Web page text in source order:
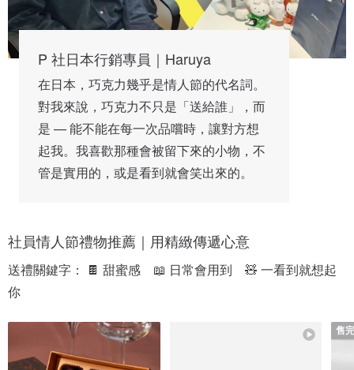
P 社日本行銷專員｜Haruya
在日本，巧克力幾乎是情人節的代名詞。
對我來說，巧克力不只是「送給誰」，而
是 — 能不能在每一次品嚐時，讓對方想
起我。我喜歡那種會被留下來的小物，不
管是實用的，或是看到就會笑出來的。
社員情人節禮物推薦｜用精緻傳遞心意
送禮關鍵字： 🍫 甜蜜感　📖 日常會用到　🧸 一看到就想起
你
售